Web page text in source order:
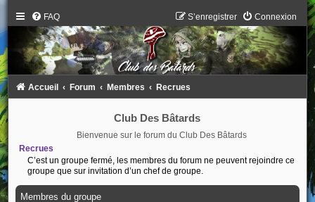
FAQ Connexion
S’enregistrer
Accueil Forum Membres Recrues
Club Des Bâtards
Bienvenue sur le forum du Club Des Bâtards
Recrues
C’est un groupe fermé, les membres du forum ne peuvent rejoindre ce
groupe que sur invitation d’un chef de groupe.
Membres du groupe